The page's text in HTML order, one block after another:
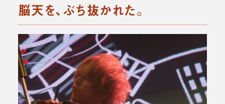
脳天を、ぶち抜かれた。